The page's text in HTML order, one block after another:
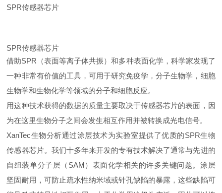
SPR传感器芯片
SPR传感器芯片
借助SPR（表面等离子体共振）和多种表面化学，科学家发现了
一种非常有价值的工具，可用于研究免疫学，分子生物学，细胞
生物学和生物化学等领域的分子和细胞反应。
用这种技术获得的数据的质量主要取决于传感器芯片的表面，因
为在这里生物分子之间会发生相互作用并被转换成光电信号。
XanTec生物分析通过涂层技术为实验室提供了优质的SPR生物
传感器芯片。我们十多年来开发的专有技术解决了通常与先进的
自组装单分子层（SAM）表面化学相关的许多关键问题。涂层
坚固耐用，可防止疏水性纳米域或针孔缺陷的暴露，这些缺陷可